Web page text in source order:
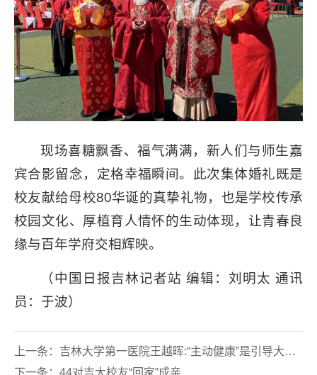
现场喜糖飘香、福气满满，新人们与师生嘉
宾合影留念，定格幸福瞬间。此次集体婚礼既是
校友献给母校80华诞的真挚礼物，也是学校传承
校园文化、厚植育人情怀的生动体现，让青春良
缘与百年学府交相辉映。
（中国日报吉林记者站 编辑：刘明太 通讯
员：于波）
上一条： 吉林大学第一医院王越晖:“主动健康”是引导大家转变健康观念
下一条： 44对吉大校友“回家”成亲